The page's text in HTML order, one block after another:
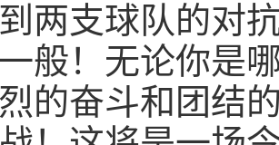
两支球队的对
般！无论你是
的奋斗和团结